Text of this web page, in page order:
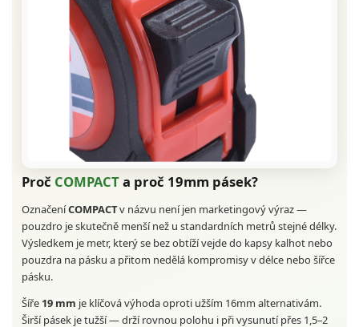
Proč COMPACTa proč 19mm pásek?
OznačeníCOMPACTv názvu není jen marketingový výraz —
pouzdro je skutečně menší než u standardních metrů stejné délky.
Výsledkem je metr, který se bez obtíží vejde do kapsy kalhot nebo
pouzdra na pásku a přitom nedělá kompromisy v délce nebo šířce
pásku.
Šíře 19 mm je klíčová výhoda oproti užším 16mm alternativám.
Širší pásek je tužší — drží rovnou polohu i při vysunutí přes 1,5–2